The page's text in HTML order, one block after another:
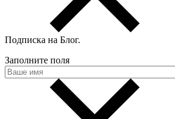
Подписка на Блог.
Заполните поля